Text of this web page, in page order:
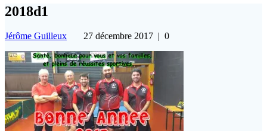
2018d1
Jérôme Guilleux 27 décembre 2017 | 0